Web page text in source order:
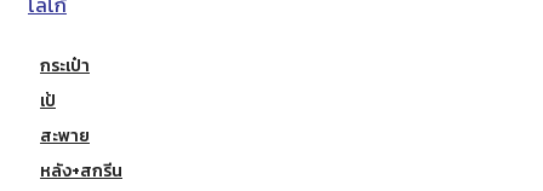
กระเป๋า
เป้
สะพาย
หลัง+สกรีน